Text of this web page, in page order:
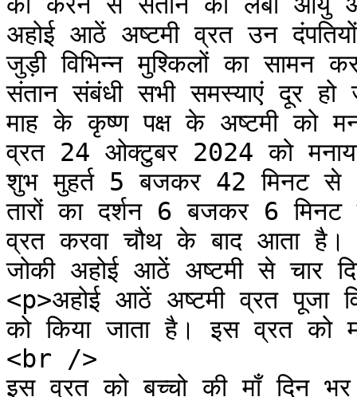
अहोई आठें अष्टमी व्रत उन
जुड़ी विभिन्न मुश्किलों का
संतान संबंधी सभी समस्याएं दूर हो
माह के कृष्ण पक्ष के अष्टमी को
व्रत 24 ओक्टुबर 2024 को
शुभ मुहर्त 5 बजकर 42 मिनट
तारों का दर्शन 6 बजकर 6
व्रत करवा चौथ के बाद आता है।
जोकी अहोई आठें अष्टमी से चार
<p>अहोई आठें अष्टमी व्रत पूजा
को किया जाता है। इस व्रत को
<br />
इस व्रत को बच्चो की माँ दिन